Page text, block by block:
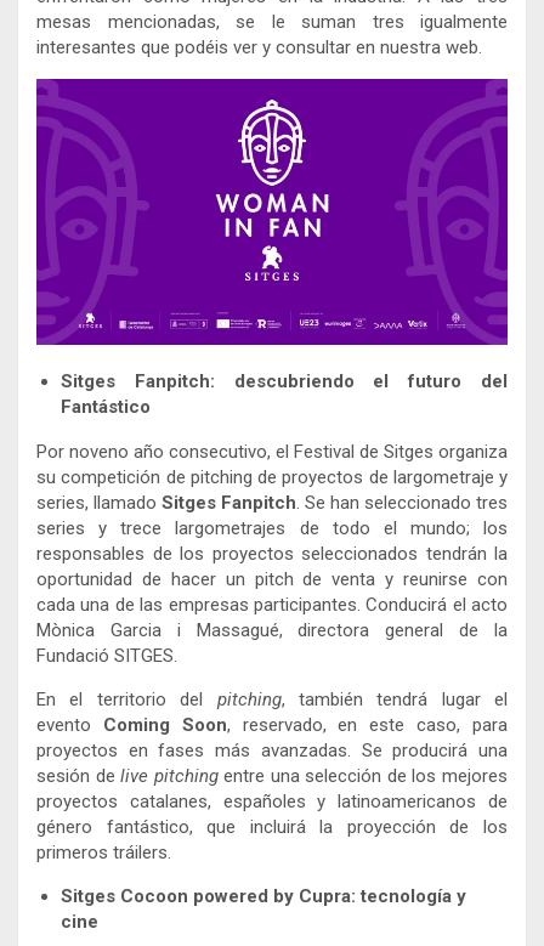
mesas mencionadas, se le suman tres igualmente
interesantes que podéis ver y consultar en nuestra web.
Sitges Fanpitch: descubriendo el futuro del
Fantástico
Por noveno año consecutivo, el Festival de Sitges organiza
su competición de pitching de proyectos de largometraje y
series, llamado Sitges Fanpitch. Se han seleccionado tres
series y trece largometrajes de todo el mundo; los
responsables de los proyectos seleccionados tendrán la
oportunidad de hacer un pitch de venta y reunirse con
cada una de las empresas participantes. Conducirá el acto
Mònica Garcia i Massagué, directora general de la
Fundació SITGES.
En el territorio del pitching, también tendrá lugar el
evento Coming Soon, reservado, en este caso, para
proyectos en fases más avanzadas. Se producirá una
sesión de live pitchingentre una selección de los mejores
proyectos catalanes, españoles y latinoamericanos de
género fantástico, que incluirá la proyección de los
primeros tráilers.
Sitges Cocoon powered by Cupra: tecnología y
cine